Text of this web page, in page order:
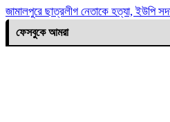
জামালপুরে ছাত্রলীগ নেতাকে হত্যা, ইউপি
ফেসবুকে আমরা